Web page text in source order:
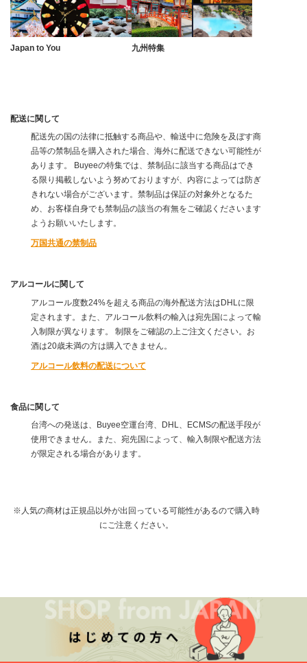
Japan to You 九州特集
配送に関して
配送先の国の法律に抵触する商品や、輸送中に危険を及ぼす商
品等の禁制品を購入された場合、海外に配送できない可能性が
あります。 Buyeeの特集では、禁制品に該当する商品はでき
る限り掲載しないよう努めておりますが、内容によっては防ぎ
きれない場合がございます。禁制品は保証の対象外となるた
め、お客様自身でも禁制品の該当の有無をご確認くださいます
ようお願いいたします。
万国共通の禁制品
アルコールに関して
アルコール度数24%を超える商品の海外配送方法はDHLに限
定されます。また、アルコール飲料の輸入は宛先国によって輸
入制限が異なります。 制限をご確認の上ご注文ください。お
酒は20歳未満の方は購入できません。
アルコール飲料の配送について
食品に関して
台湾への発送は、Buyee空運台湾、DHL、ECMSの配送手段が
使用できません。また、宛先国によって、輸入制限や配送方法
が限定される場合があります。
※人気の商材は正規品以外が出回っている可能性があるので購入時
にご注意ください。